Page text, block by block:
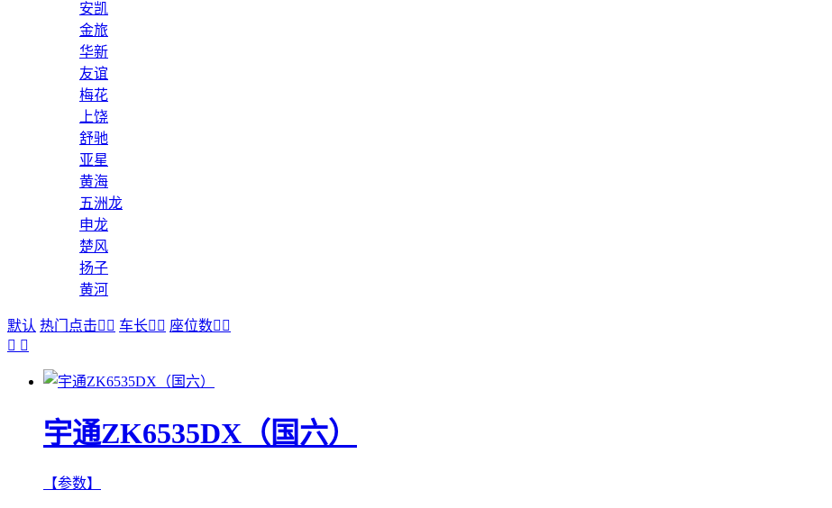
安凯
金旅
华新
友谊
梅花
上饶
舒驰
亚星
黄海
五洲龙
申龙
楚风
扬子
黄河
默认 热门点击  车长  座位数 
 
宇通ZK6535DX（国六）
【参数】